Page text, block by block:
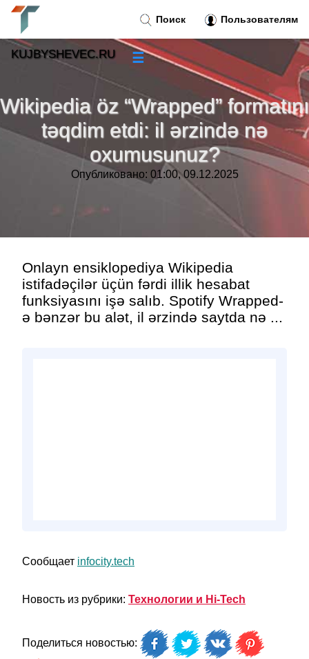
Wikipedia öz “Wrapped” formatını
təqdim etdi: il ərzində nə
oxumusunuz?
Опубликовано: 01:00, 09.12.2025
Onlayn ensiklopediya Wikipedia
istifadəçilər üçün fərdi illik hesabat
funksiyasını işə salıb. Spotify Wrapped-
ə bənzər bu alət, il ərzində saytda nə ...
Сообщает infocity.tech
Новость из рубрики: Технологии и Hi-Tech
Поделиться новостью:
Поиск Пользователям
KUJBYSHEVEC.RU ☰
Новости»
Тренды новостей»
Рубрики»
Контакт»